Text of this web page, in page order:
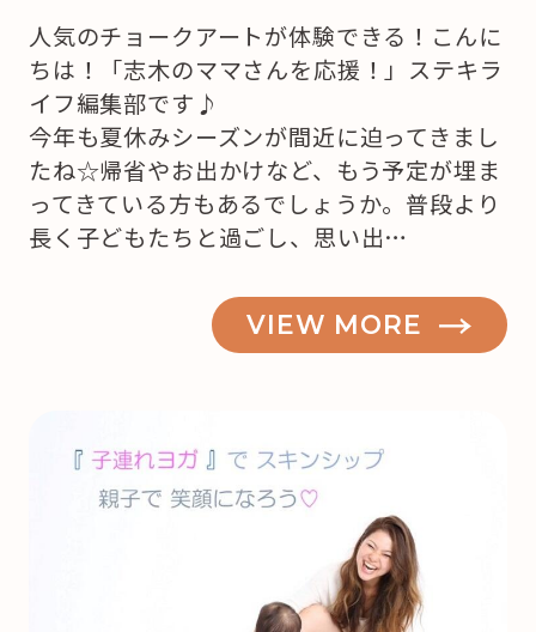
人気のチョークアートが体験できる！こんに
ちは！「志木のママさんを応援！」ステキラ
イフ編集部です♪
今年も夏休みシーズンが間近に迫ってきまし
たね☆帰省やお出かけなど、もう予定が埋ま
ってきている方もあるでしょうか。普段より
長く子どもたちと過ごし、思い出…
VIEW MORE